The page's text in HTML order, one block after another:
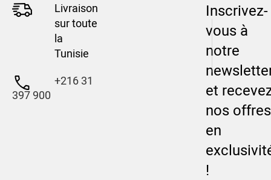
Livraison
sur toute
la
Tunisie
+216 31
397 900
Inscrivez-
vous à
notre
et
nos offres
en
!